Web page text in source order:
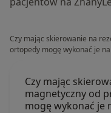
Czy mając skierowanie na
ortopedy mogę wykonać je na
Czy mając
magnetyczny od
mogę wykonać je